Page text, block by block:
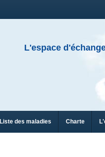
L'espace
Liste des maladies Charte